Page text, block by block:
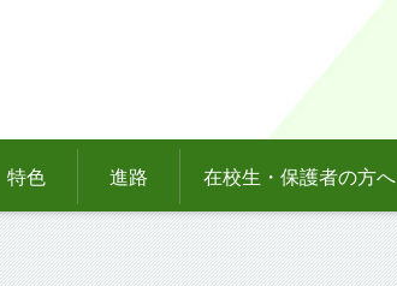
特色 進路 在校生・保護者の方へ